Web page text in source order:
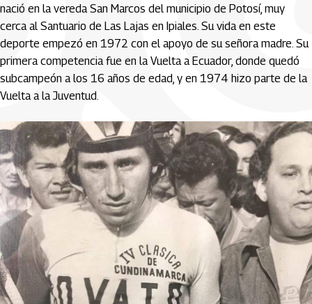
nació en la vereda San Marcos del municipio de Potosí, muy
cerca al Santuario de Las Lajas en Ipiales. Su vida en este
deporte empezó en 1972 con el apoyo de su señora madre. Su
primera competencia fue en la Vuelta a Ecuador, donde quedó
subcampeón a los 16 años de edad, y en 1974 hizo parte de la
Vuelta a la Juventud.